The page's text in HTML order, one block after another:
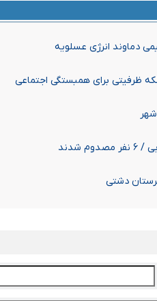
ظرفیتی برای همبستگی اجتماعی
دشتی